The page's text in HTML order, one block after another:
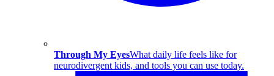
Through My EyesWhat daily life feels like for
neurodivergent kids, and tools you can use today.